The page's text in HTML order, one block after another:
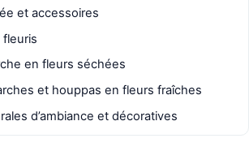
et accessoires
en fleurs séchées
et houppas en fleurs fraîches
d’ambiance et décoratives